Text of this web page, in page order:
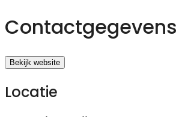
Contactgegevens
Bekijk website
Locatie